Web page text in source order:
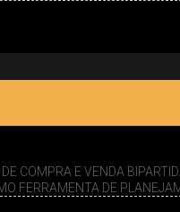
COMPRA E VENDA
FERRAMENTA DE